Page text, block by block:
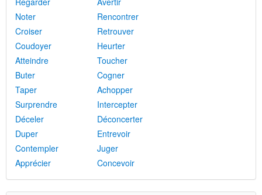
Noter
Rencontrer
Croiser
Retrouver
Coudoyer
Heurter
Atteindre
Toucher
Buter
Cogner
Taper
Achopper
Surprendre
Intercepter
Déceler
Déconcerter
Duper
Entrevoir
Contempler
Juger
Apprécier
Concevoir